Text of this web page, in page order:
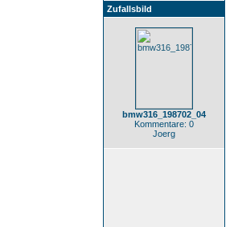
Zufallsbild
bmw316_198702_04
Kommentare: 0
Joerg